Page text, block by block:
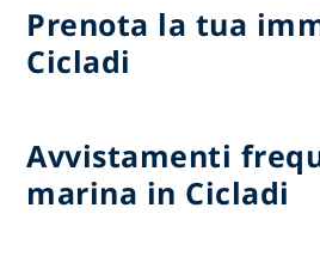
Prenota la tua
Cicladi
Avvistamenti
marina in Cicladi